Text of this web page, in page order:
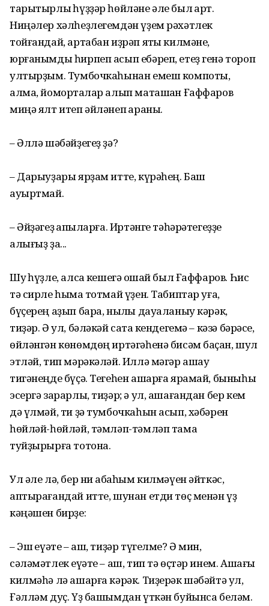
тарытырлыҡ һүҙҙәр һөйләне әле был ҡарт.
Ниңәлер хәлһеҙлегемдән үҙем рәхәтлек
тойғандай, артабан иҙрәп ятҡы килмәне,
юрғанымды һирпеп асып ебәреп, етеҙ генә тороп
ултырҙым. Тумбочкаһынан емеш компоты,
алма, йомортҡалар алып маташҡан Ғаффаров
миңә ялт итеп әйләнеп ҡараны.
– Әллә шәбәйҙегеҙ ҙә?
– Дарыуҙары ярҙам итте, күрәһең. Баш
ауыртмай.
– Әйҙәгеҙ ҡапҡыларға. Иртәнге тә­һәрәтегеҙҙе
алығыҙ ҙа...
Шуҡ һүҙле, алсаҡ кешегә оҡшай был Ғаффаров. Һис
тә сирле һымаҡ тотмай үҙен. Табиптар уға,
бүҫерең аҙып бара, ныҡлы дауаланыу кәрәк,
тиҙәр. Ә ул, бәләкәй саҡта кендегемә – кәзә бәрәсе,
өйләнгән көнөмдөң иртәгәһенә бисәм баҫҡан, шул
этләй, тип мәрәкәләй. Иллә мәгәр ашау
тигәнеңде бүҫә. Тегеһен ашарға ярамай, быныһы
эсергә зарарлы, тиҙәр; ә ул, ашағандан бер кем
дә үлмәй, ти ҙә тумбочкаһын асып, хәбәрен
һөйләй-һөйләй, тәмләп-тәмләп тамаҡ
туйҙырырға тотона.
Ул әле лә, бер ни ҡабаһым килмәүен әйткәс,
аптырағандай итте, шунан етди төҫ менән үҙ
кәңәшен бирҙе:
– Эш ҡеүәте – аш, тиҙәр түгелме? Ә мин,
сәләмәтлек ҡеүәте – аш, тип тә өҫтәр инем. Ашағы
килмәһә лә ашарға кәрәк. Тиҙерәк шәбәйтә ул,
Ғәлләм дуҫ. Үҙ башымдан үткән буйынса беләм.